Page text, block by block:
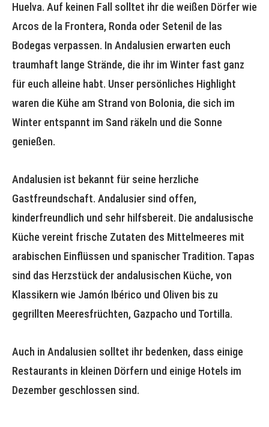
Huelva. Auf keinen Fall solltet ihr die weißen Dörfer wie
Arcos de la Frontera, Ronda oder Setenil de las
Bodegas verpassen. In Andalusien erwarten euch
traumhaft lange Strände, die ihr im Winter fast ganz
für euch alleine habt. Unser persönliches Highlight
waren die Kühe am Strand von Bolonia, die sich im
Winter entspannt im Sand räkeln und die Sonne
genießen.
Andalusien ist bekannt für seine herzliche
Gastfreundschaft. Andalusier sind offen,
kinderfreundlich und sehr hilfsbereit. Die andalusische
Küche vereint frische Zutaten des Mittelmeeres mit
arabischen Einflüssen und spanischer Tradition. Tapas
sind das Herzstück der andalusischen Küche, von
Klassikern wie Jamón Ibérico und Oliven bis zu
gegrillten Meeresfrüchten, Gazpacho und Tortilla.
Auch in Andalusien solltet ihr bedenken, dass einige
Restaurants in kleinen Dörfern und einige Hotels im
Dezember geschlossen sind.